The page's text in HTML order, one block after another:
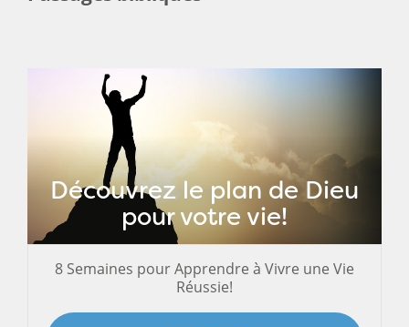
Découvrez le plan de Dieu
pour votre vie!
8 Semaines pour Apprendre à Vivre une Vie
Réussie!